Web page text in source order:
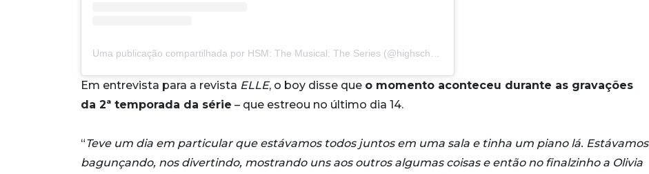
Em entrevista para a revista ELLE, o boy disse que o momento aconteceu durante as gravações
da 2ª temporada da série – que estreou no último dia 14.
“Teve um dia em particular que estávamos todos juntos em uma sala e tinha um piano lá. Estávamos
bagunçando, nos divertindo, mostrando uns aos outros algumas coisas e então no finalzinho a Olivia